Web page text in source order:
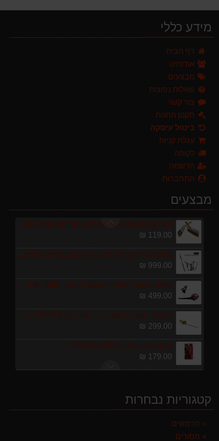
מידע כללי
דף הבית
אודותינו
מבצעים
שאלות נפוצות
צור קשר
תקנון החנות
ביטול עיסקה
עגלת קניות
לקופה
הרשמה
התחברות
מבצעים
119.00 ₪
499.00 ₪
299.00 ₪
מברג נטען היברו HYBRO H300
589.00 ₪
מגרטא מטאטא מגרפה דגם האדסון מבית GARLAND ספרד
119.00 ₪
ערכת כלי גינון לגובה הכוללת מוט גבהים טלסקופי 5 מטר, מסור, תוכי ומספרי גבהים גדר חי גרלנד GARLAND באנדל האדסון
999.00 ₪
מפוח חשמלי נושף יונק וגורס הארי HARRY LSN 2900
499.00 ₪
מגזמת נטענת | גוזם גדר חיה נטען GARLAND SET KEEPER 20V 252-V23 גוף בלבד
299.00 ₪
מברג נטען היברו HYBRO H300
179.00 ₪
קטגוריות נבחרות
חרמשים
מסורים